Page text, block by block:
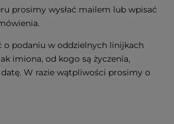
prosimy wysłać mailem lub wpisać
o podaniu w oddzielnych linijkach
imiona, od kogo są życzenia,
W razie wątpliwości prosimy o